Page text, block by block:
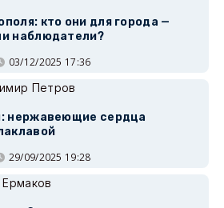
кто они для города —
наблюдатели?
03/12/2025 17:36
Петров
нержавеющие сердца
29/09/2025 19:28